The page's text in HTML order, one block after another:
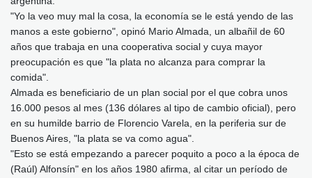
"Yo la veo muy mal la cosa, la economía se le está yendo de las
manos a este gobierno", opinó Mario Almada, un albañil de 60
años que trabaja en una cooperativa social y cuya mayor
preocupación es que "la plata no alcanza para comprar la
comida".
Almada es beneficiario de un plan social por el que cobra unos
16.000 pesos al mes (136 dólares al tipo de cambio oficial), pero
en su humilde barrio de Florencio Varela, en la periferia sur de
Buenos Aires, "la plata se va como agua".
"Esto se está empezando a parecer poquito a poco a la época de
(Raúl) Alfonsín" en los años 1980 afirma, al citar un período de